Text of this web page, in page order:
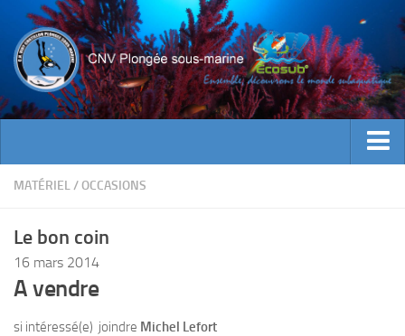
ACTUALITES
INFOS CNV
Bienvenue
MATÉRIEL/OCCASIONS
Le bon coin
16 mars 2014
A vendre
si intéressé(e) joindre Michel Lefort